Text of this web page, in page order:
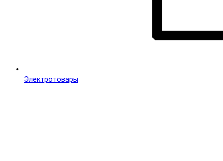
Электротовары